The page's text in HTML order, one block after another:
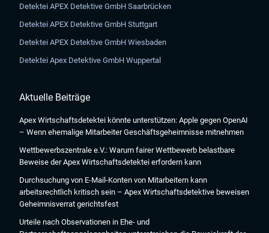
Detektei APEX Detektive GmbH Saarbrücken
Detektei APEX Detektive GmbH Stuttgart
Detektei APEX Detektive GmbH Wiesbaden
Detektei Apex Detektive GmbH Wuppertal
Aktuelle Beiträge
Apex Wirtschaftsdetektei könnte unterstützen: Apple gegen OpenAI
– Wenn ehemalige Mitarbeiter Geschäftsgeheimnisse mitnehmen
Wettbewerbszentrale e.V.: Warum fairer Wettbewerb belastbare
Beweise der Apex Wirtschaftsdetektei erfordern kann
Durchsuchung von E-Mail-Konten von Mitarbeitern kann
arbeitsrechtlich kritisch sein – Apex Wirtschaftsdetektive beweisen
Geheimnisverrat gerichtsfest
Urteile nach Observationen in Ehe- und